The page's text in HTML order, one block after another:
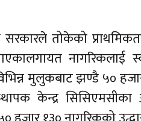
तोकेको
नागरिकलाई
मुलुकबाट झण्डै ५०
केन्द्र